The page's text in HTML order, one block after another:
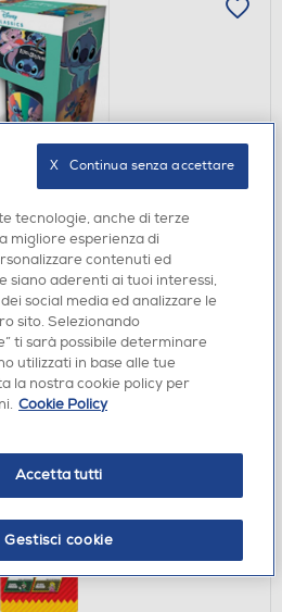
1 Lilo & Stitch GP86130
gratuito:verifica
AGGIUNGI
tecnologie, anche di terze
migliore esperienza di
contenuti ed
siano aderenti ai tuoi interessi,
social media ed analizzare le
sito. Selezionando
ti sarà possibile determinare
utilizzati in base alle tue
la nostra cookie policy per
Cookie Policy
Accetta tutti
Gestisci cookie
X   Continua senza accettare